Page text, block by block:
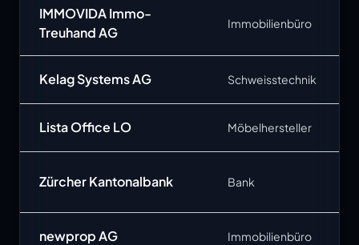
IMMOVIDA Immo-
Treuhand AG
Immobilienbüro
Kelag Systems AG Schweisstechnik
Lista Office LO Möbelhersteller
Zürcher Kantonalbank Bank
newprop AG Immobilienbüro